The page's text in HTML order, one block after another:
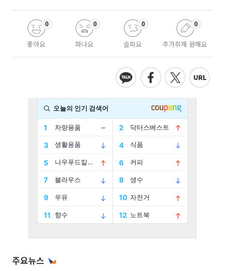
좋아요
0
화나요
0
슬퍼요
0
추가취재 원해요
0
주요뉴스